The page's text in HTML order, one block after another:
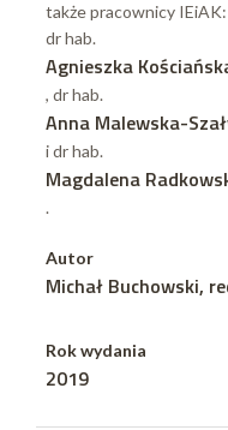
także pracownicy IEiAK:
dr hab.
Agnieszka
, dr hab.
Anna Malewska-
i dr hab.
Magdalena
.
Autor
Michał Buchowski,
Rok wydania
2019